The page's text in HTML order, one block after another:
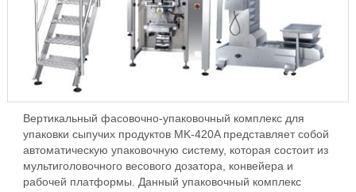
Вертикальный фасовочно-упаковочный комплекс для
упаковки сыпучих продуктов MK-420A представляет собой
автоматическую упаковочную систему, которая состоит из
мультиголовочного весового дозатора, конвейера и
рабочей платформы. Данный упаковочный комплекс